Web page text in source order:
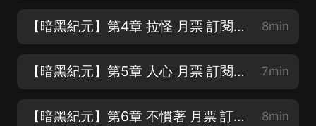
【暗黑紀元】第4章 拉怪 月票 訂閱 轉發 五星好評 8min
【暗黑紀元】第5章 人心 月票 訂閱 轉發 五星好評 7min
【暗黑紀元】第6章 不慣著 月票 訂閱 轉發 五星好評 8min